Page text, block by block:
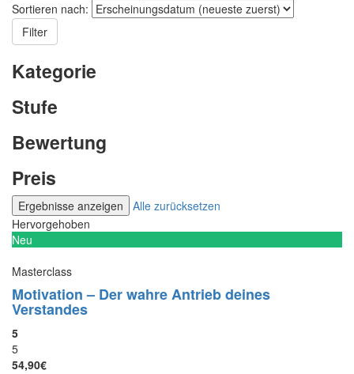
Sortieren nach:
Filter
Kategorie
Stufe
Bewertung
Preis
Alle zurücksetzen
Hervorgehoben
Neu
Masterclass
Motivation – Der wahre Antrieb deines
Verstandes
5
5
54,90€